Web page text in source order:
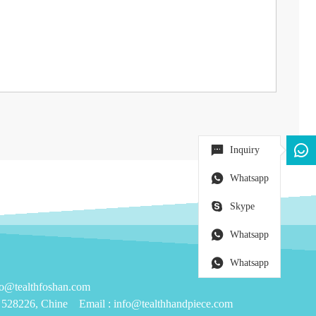
Chine Email : info@tealthhandpiece.com
Inquiry
Whatsapp
Skype
Whatsapp
Whatsapp